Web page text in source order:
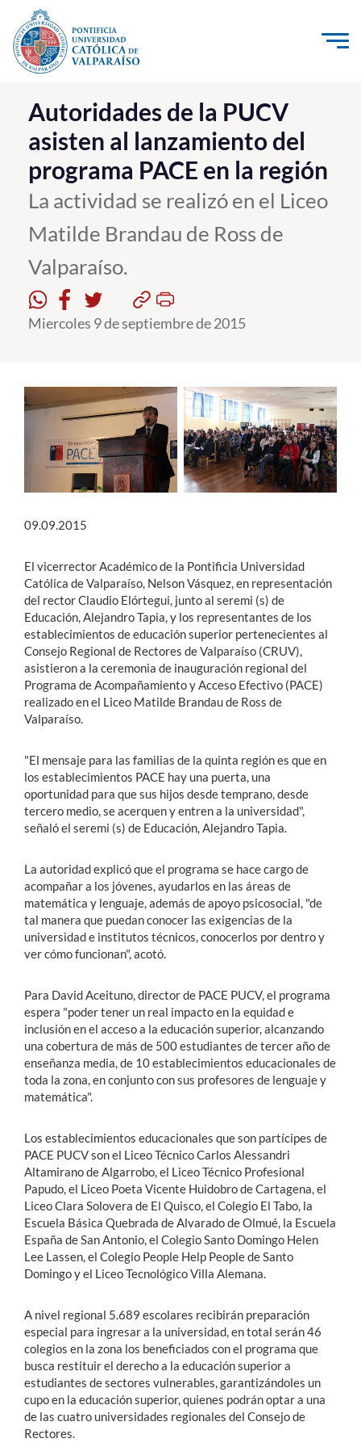
Click acá para ir directamente al contenido
La Universidad
Investigación, Creación e Innovación
PUCV Internacional
Vinculación con el Medio
Admisión
Pregrado
Postgrado
Estudiantes
Académicos
Funcionarios
Alumni
English
Autoridades de la PUCV
asisten al lanzamiento del
programa PACE en la región
La actividad se realizó en el Liceo
Matilde Brandau de Ross de
Valparaíso.
Miercoles 9 de septiembre de 2015
09.09.2015
El vicerrector Académico de la Pontificia Universidad
Católica de Valparaíso, Nelson Vásquez, en representación
del rector Claudio Elórtegui, junto al seremi (s) de
Educación, Alejandro Tapia, y los representantes de los
establecimientos de educación superior pertenecientes al
Consejo Regional de Rectores de Valparaíso (CRUV),
asistieron a la ceremonia de inauguración regional del
Programa de Acompañamiento y Acceso Efectivo (PACE)
realizado en el Liceo Matilde Brandau de Ross de
Valparaíso.
"El mensaje para las familias de la quinta región es que en
los establecimientos PACE hay una puerta, una
oportunidad para que sus hijos desde temprano, desde
tercero medio, se acerquen y entren a la universidad",
señaló el seremi (s) de Educación, Alejandro Tapia.
La autoridad explicó que el programa se hace cargo de
acompañar a los jóvenes, ayudarlos en las áreas de
matemática y lenguaje, además de apoyo psicosocial, "de
tal manera que puedan conocer las exigencias de la
universidad e institutos técnicos, conocerlos por dentro y
ver cómo funcionan", acotó.
Para David Aceituno, director de PACE PUCV, el programa
espera "poder tener un real impacto en la equidad e
inclusión en el acceso a la educación superior, alcanzando
una cobertura de más de 500 estudiantes de tercer año de
enseñanza media, de 10 establecimientos educacionales de
toda la zona, en conjunto con sus profesores de lenguaje y
matemática".
Los establecimientos educacionales que son partícipes de
PACE PUCV son el Liceo Técnico Carlos Alessandri
Altamirano de Algarrobo, el Liceo Técnico Profesional
Papudo, el Liceo Poeta Vicente Huidobro de Cartagena, el
Liceo Clara Solovera de El Quisco, el Colegio El Tabo, la
Escuela Básica Quebrada de Alvarado de Olmué, la Escuela
España de San Antonio, el Colegio Santo Domingo Helen
Lee Lassen, el Colegio People Help People de Santo
Domingo y el Liceo Tecnológico Villa Alemana.
A nivel regional 5.689 escolares recibirán preparación
especial para ingresar a la universidad, en total serán 46
colegios en la zona los beneficiados con el programa que
busca restituir el derecho a la educación superior a
estudiantes de sectores vulnerables, garantizándoles un
cupo en la educación superior, quienes podrán optar a una
de las cuatro universidades regionales del Consejo de
Rectores.